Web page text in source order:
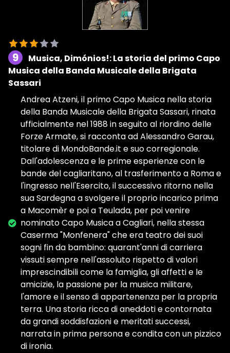
9
Musica, Dimónios!: La storia del primo Capo
Musica della Banda Musicale della Brigata
Sassari
Andrea Atzeni, il primo Capo Musica nella storia
della Banda Musicale della Brigata Sassari, rinata
ufficialmente nel 1988 in seguito al riordino delle
Forze Armate, si racconta ad Alessandro Garau,
titolare di MondoBande.it e suo corregionale.
Dall'adolescenza e le prime esperienze con le
bande del cagliaritano, al trasferimento a Roma e
l'ingresso nell'Esercito, il successivo ritorno nella
sua Sardegna a svolgere il proprio incarico prima
a Macomèr e poi a Teulada, per poi venire
nominato Capo Musica a Cagliari, nella stessa
Caserma "Monfenera" che era teatro dei suoi
sogni fin da bambino: quarant'anni di carriera
vissuti sempre nell'assoluto rispetto di valori
imprescindibili come la famiglia, gli affetti e le
amicizie, la passione per la musica militare,
l'amore e il senso di appartenenza per la propria
terra. Una storia ricca di aneddoti e contornata
da grandi soddisfazioni e meritati successi,
narrata in prima persona e condita con un pizzico
di ironia.